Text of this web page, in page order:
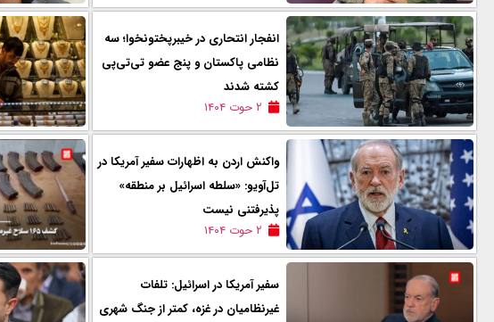
انفجار انتحاری در خیبرپختونخوا؛ سه
نظامی پاکستان و پنج عضو تی‌تی‌پی
کشته شدند
۲ حوت ۱۴۰۴
واکنش اردن به اظهارات سفیر آمریکا در
تل‌آویو: «سلطه اسرائیل بر منطقه»
پذیرفتنی نیست
۲ حوت ۱۴۰۴
سفیر آمریکا در اسرائیل: تلفات
غیرنظامیان در غزه، کمتر از جنگ شهری